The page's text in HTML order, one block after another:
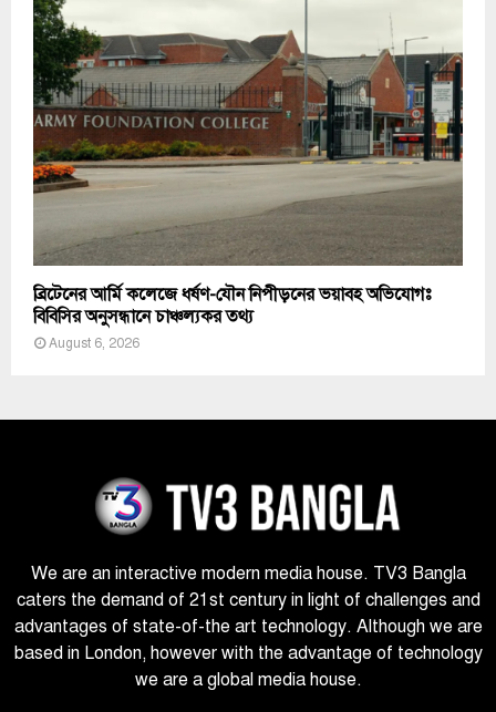
ব্রিটেনের আর্মি কলেজে ধর্ষণ-যৌন নিপীড়নের ভয়াবহ অভিযোগঃ
বিবিসির অনুসন্ধানে চাঞ্চল্যকর তথ্য
August 6, 2026
We are an interactive modern media house. TV3 Bangla
caters the demand of 21st century in light of challenges and
advantages of state-of-the art technology. Although we are
based in London, however with the advantage of technology
we are a global media house.